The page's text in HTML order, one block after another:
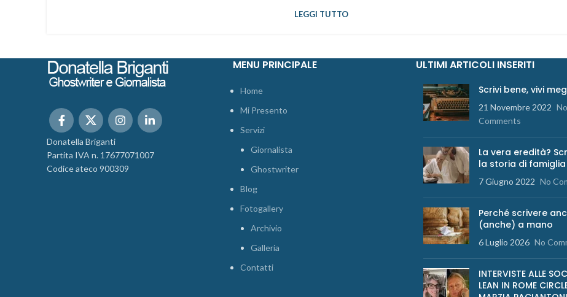
LEGGI TUTTO
Donatella Briganti
Partita IVA n. 17677071007
Codice ateco 900309
MENU PRINCIPALE
Home
Mi Presento
Servizi
Giornalista
Ghostwriter
Blog
Fotogallery
Archivio
Galleria
Contatti
ULTIMI ARTICOLI INSERITI
Scrivi bene, vivi
21 Novembre 2022 No
Comments
La vera eredità?
la storia di famiglia
7 Giugno 2022 No
Perché scrivere
(anche) a mano
6 Luglio 2026 No
INTERVISTE ALLE
LEAN IN ROME